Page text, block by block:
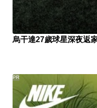
烏干達27歲球星深夜返
PR